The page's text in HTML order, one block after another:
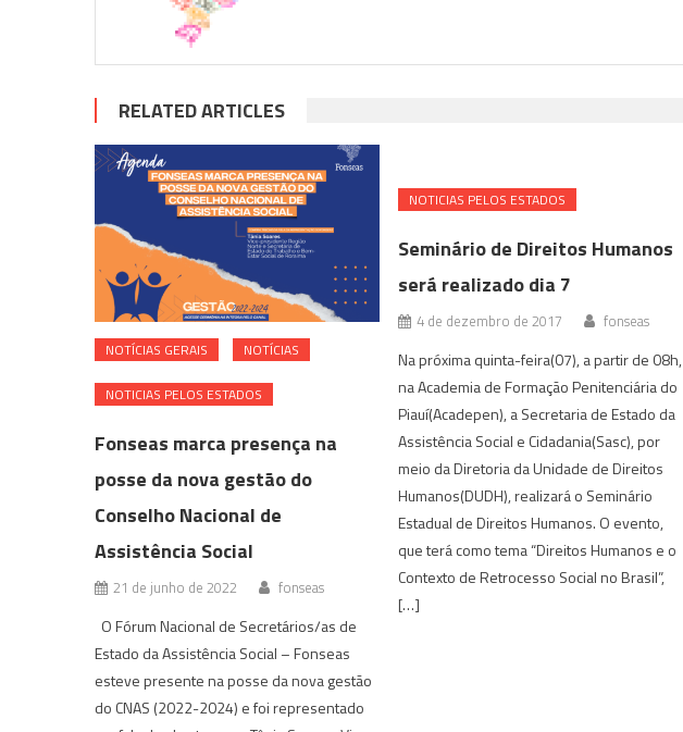
RELATED ARTICLES
NOTÍ­CIAS GERAIS NOTÍCIAS
NOTICIAS PELOS ESTADOS
Fonseas marca presença na
posse da nova gestão do
Conselho Nacional de
Assistência Social
21 de junho de 2022 fonseas
O Fórum Nacional de Secretários/as de
Estado da Assistência Social – Fonseas
esteve presente na posse da nova gestão
do CNAS (2022-2024) e foi representado
NOTICIAS PELOS ESTADOS
Seminário de Direitos Humanos
será realizado dia 7
4 de dezembro de 2017 fonseas
Na próxima quinta-feira(07), a partir de 08h,
na Academia de Formação Penitenciária do
Piauí(Acadepen), a Secretaria de Estado da
Assistência Social e Cidadania(Sasc), por
meio da Diretoria da Unidade de Direitos
Humanos(DUDH), realizará o Seminário
Estadual de Direitos Humanos. O evento,
que terá como tema “Direitos Humanos e o
Contexto de Retrocesso Social no Brasil”,
[…]